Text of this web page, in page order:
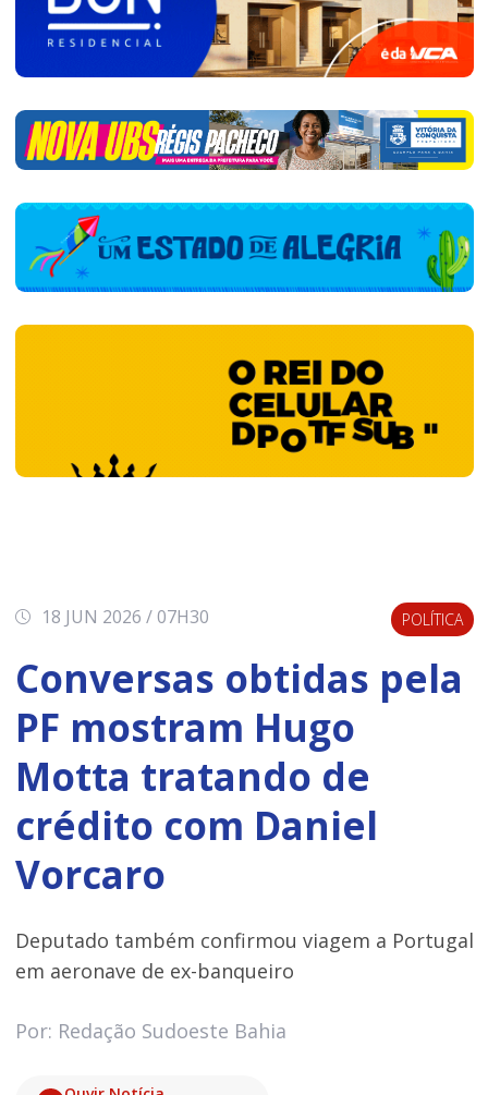
18 JUN 2026 / 07H30 POLÍTICA
Conversas obtidas pela
PF mostram Hugo
Motta tratando de
crédito com Daniel
Vorcaro
Deputado também confirmou viagem a Portugal
em aeronave de ex-banqueiro
Por: Redação Sudoeste Bahia